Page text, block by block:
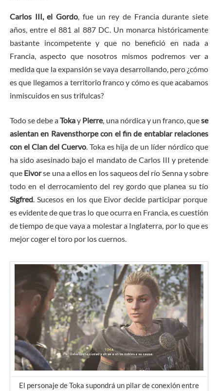
Carlos III, el Gordo , fue un rey de Francia durante siete
años, entre el 881 al 887 DC. Un monarca históricamente
bastante incompetente y que no benefició en nada a
Francia, aspecto que nosotros mismos podremos ver a
medida que la expansión se vaya desarrollando, pero ¿cómo
es que llegamos a territorio franco y cómo es que acabamos
inmiscuidos en sus trifulcas?
Todo se debe aTokay Pierre, una nórdica y un franco, quese
asientan en Ravensthorpe con el fin de entablar relaciones
con el Clan del Cuervo. Toka es hija de un líder nórdico que
ha sido asesinado bajo el mandato de Carlos III y pretende
que Eivorse una a ellos en los saqueos del río Senna y sobre
todo en el derrocamiento del rey gordo que planea su tío
Sigfred. Sucesos en los que Eivor decide participar porque
es evidente de que tras lo que ocurra en Francia, es cuestión
de tiempo de que vaya a molestar a Inglaterra, por lo que es
mejor coger el toro por los cuernos.
El personaje de Toka supondrá un pilar de conexión entre